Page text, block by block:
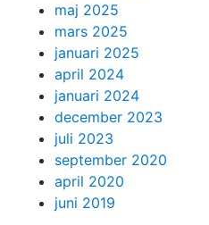
maj 2025
mars 2025
januari 2025
april 2024
januari 2024
december 2023
juli 2023
september 2020
april 2020
juni 2019